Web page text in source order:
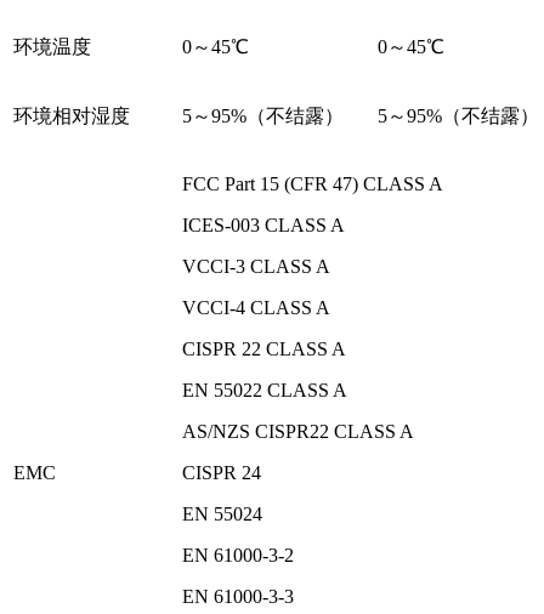
环境温度 0～45℃ 0～45℃
环境相对湿度 5～95%（不结露） 5～95%（不结露）
EMC
FCC Part 15 (CFR 47) CLASS A
ICES-003 CLASS A
VCCI-3 CLASS A
VCCI-4 CLASS A
CISPR 22 CLASS A
EN 55022 CLASS A
AS/NZS CISPR22 CLASS A
CISPR 24
EN 55024
EN 61000-3-2
EN 61000-3-3